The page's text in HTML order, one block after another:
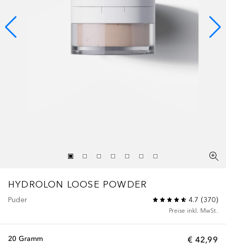
HYDROLON LOOSE POWDER
Puder 4.7 (370)
Preise inkl. MwSt.
€ 42,99
20 Gramm